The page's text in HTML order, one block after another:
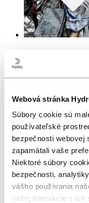
Webová stránka
Súbory cookie sú
používateľské
bezpečnosti
zapamätali vaše
Niektoré súbory
bezpečnosti,
vášho používania
vašej interakcie s ich
Recyklovaný